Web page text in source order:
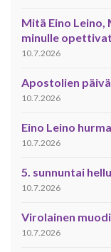
Mitä Eino Leino,
minulle opettivat
10.7.2026
Apostolien päivä
10.7.2026
Eino Leino
10.7.2026
5. sunnuntai
10.7.2026
Virolainen
10.7.2026